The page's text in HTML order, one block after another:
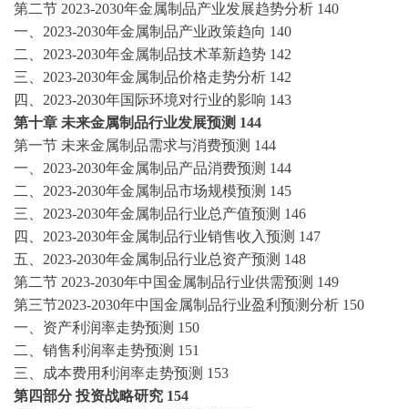
第二节 2023-2030年金属制品产业发展趋势分析 140
一、 2023-2030年金属制品产业政策趋向 140
二、 2023-2030年金属制品技术革新趋势 142
三、 2023-2030年金属制品价格走势分析 142
四、 2023-2030年国际环境对行业的影响 143
第十章 未来金属制品行业发展预测 144
第一节 未来金属制品需求与消费预测 144
一、 2023-2030年金属制品产品消费预测 144
二、 2023-2030年金属制品市场规模预测 145
三、 2023-2030年金属制品行业总产值预测 146
四、 2023-2030年金属制品行业销售收入预测 147
五、 2023-2030年金属制品行业总资产预测 148
第二节 2023-2030年中国金属制品行业供需预测 149
第三节2023-2030年中国金属制品行业盈利预测分析 150
一、资产利润率走势预测 150
二、销售利润率走势预测 151
三、成本费用利润率走势预测 153
第四部分 投资战略研究 154